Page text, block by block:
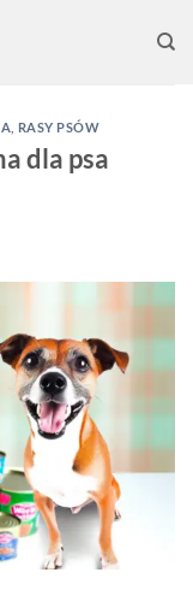
RASY PSÓW
dla psa